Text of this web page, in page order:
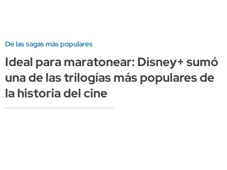
De las sagas más populares
Ideal para maratonear: Disney+ sumó
una de las trilogías más populares de
la historia del cine